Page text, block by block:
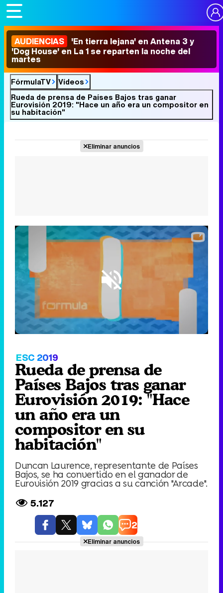
AUDIENCIAS 'En tierra lejana' en Antena 3 y
'Dog House' en La 1 se reparten la noche del
martes
FórmulaTV
Vídeos
Rueda de prensa de Países Bajos tras ganar
Eurovisión 2019: "Hace un año era un compositor en
su habitación"
Eliminar anuncios
Unmute /
Loaded
2.25%
ESC 2019
Rueda de prensa de
Países Bajos tras ganar
Eurovisión 2019: "Hace
un año era un
compositor en su
habitación"
Duncan Laurence, representante de Países
Bajos, se ha convertido en el ganador de
Eurovisión 2019 gracias a su canción "Arcade".
5.127
2
Eliminar anuncios